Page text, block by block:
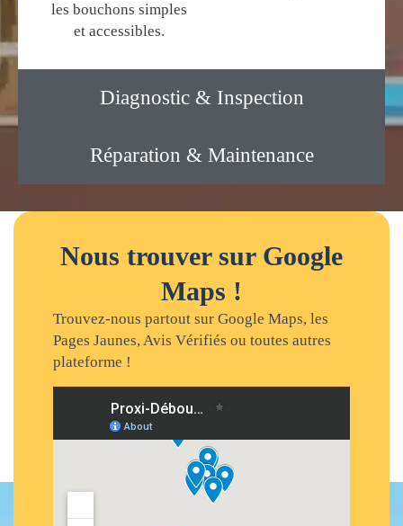
Diagnostic & Inspection
Réparation & Maintenance
les bouchons simples
et accessibles.
Nous trouver sur Google
Maps !
Trouvez-nous partout sur Google Maps, les
Pages Jaunes, Avis Vérifiés ou toutes autres
plateforme !